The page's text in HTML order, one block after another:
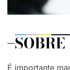
É importante